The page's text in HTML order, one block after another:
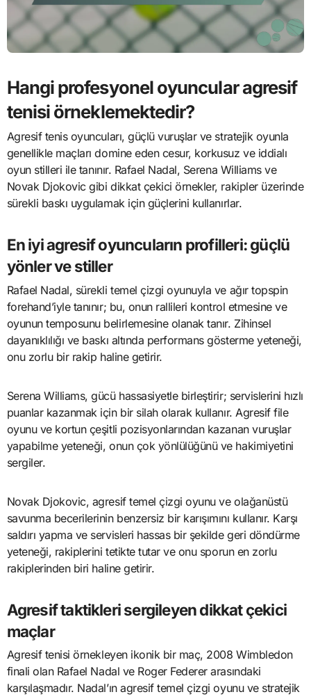
Hangi profesyonel oyuncular agresif
tenisi örneklemektedir?
Agresif tenis oyuncuları, güçlü vuruşlar ve stratejik oyunla
genellikle maçları domine eden cesur, korkusuz ve iddialı
oyun stilleri ile tanınır. Rafael Nadal, Serena Williams ve
Novak Djokovic gibi dikkat çekici örnekler, rakipler üzerinde
sürekli baskı uygulamak için güçlerini kullanırlar.
En iyi agresif oyuncuların profilleri: güçlü
yönler ve stiller
Rafael Nadal, sürekli temel çizgi oyunuyla ve ağır topspin
forehand’iyle tanınır; bu, onun rallileri kontrol etmesine ve
oyunun temposunu belirlemesine olanak tanır. Zihinsel
dayanıklılığı ve baskı altında performans gösterme yeteneği,
onu zorlu bir rakip haline getirir.
Serena Williams, gücü hassasiyetle birleştirir; servislerini hızlı
puanlar kazanmak için bir silah olarak kullanır. Agresif file
oyunu ve kortun çeşitli pozisyonlarından kazanan vuruşlar
yapabilme yeteneği, onun çok yönlülüğünü ve hakimiyetini
sergiler.
Novak Djokovic, agresif temel çizgi oyunu ve olağanüstü
savunma becerilerinin benzersiz bir karışımını kullanır. Karşı
saldırı yapma ve servisleri hassas bir şekilde geri döndürme
yeteneği, rakiplerini tetikte tutar ve onu sporun en zorlu
rakiplerinden biri haline getirir.
Agresif taktikleri sergileyen dikkat çekici
maçlar
Agresif tenisi örnekleyen ikonik bir maç, 2008 Wimbledon
finali olan Rafael Nadal ve Roger Federer arasındaki
karşılaşmadır. Nadal’ın agresif temel çizgi oyunu ve stratejik